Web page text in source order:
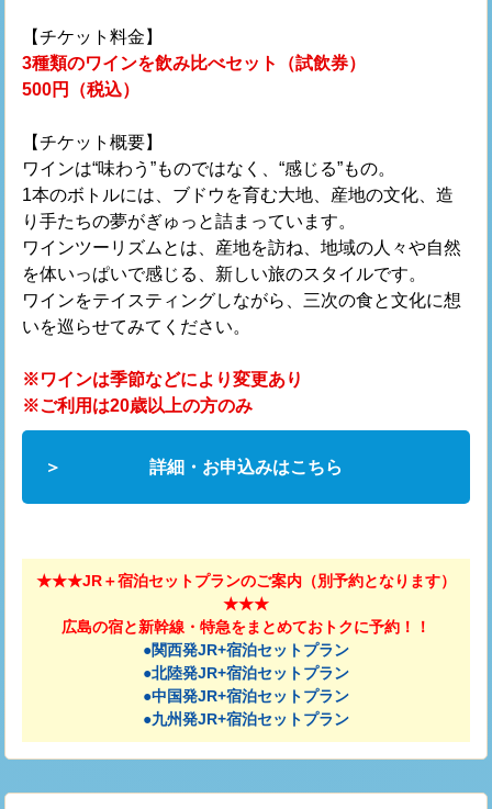
【チケット料金】
3種類のワインを飲み比べセット（試飲券）
500円（税込）
【チケット概要】
ワインは“味わう”ものではなく、“感じる”もの。
1本のボトルには、ブドウを育む大地、産地の文化、造
り手たちの夢がぎゅっと詰まっています。
ワインツーリズムとは、産地を訪ね、地域の人々や自然
を体いっぱいで感じる、新しい旅のスタイルです。
ワインをテイスティングしながら、三次の食と文化に想
いを巡らせてみてください。
※ワインは季節などにより変更あり
※ご利用は20歳以上の方のみ
詳細・お申込みはこちら
★★★JR＋宿泊セットプランのご案内（別予約となります）
★★★
広島の宿と新幹線・特急をまとめておトクに予約！！
●関西発JR+宿泊セットプラン
●北陸発JR+宿泊セットプラン
●中国発JR+宿泊セットプラン
●九州発JR+宿泊セットプラン